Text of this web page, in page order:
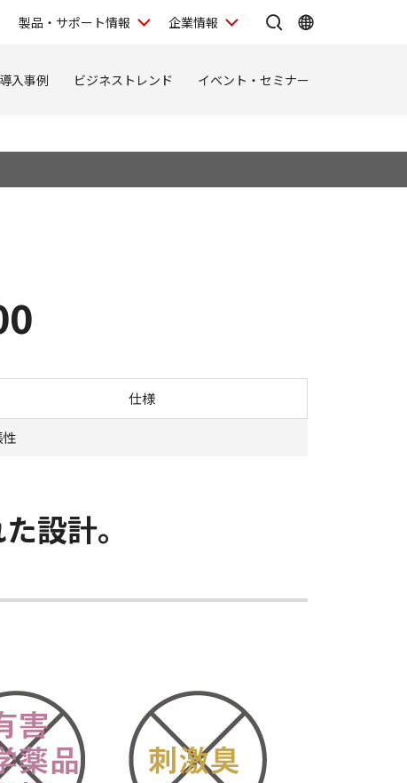
製品・サポート情報 企業情報
導入事例 ビジネストレンド イベント・セミナー
5000 仕様
設計。